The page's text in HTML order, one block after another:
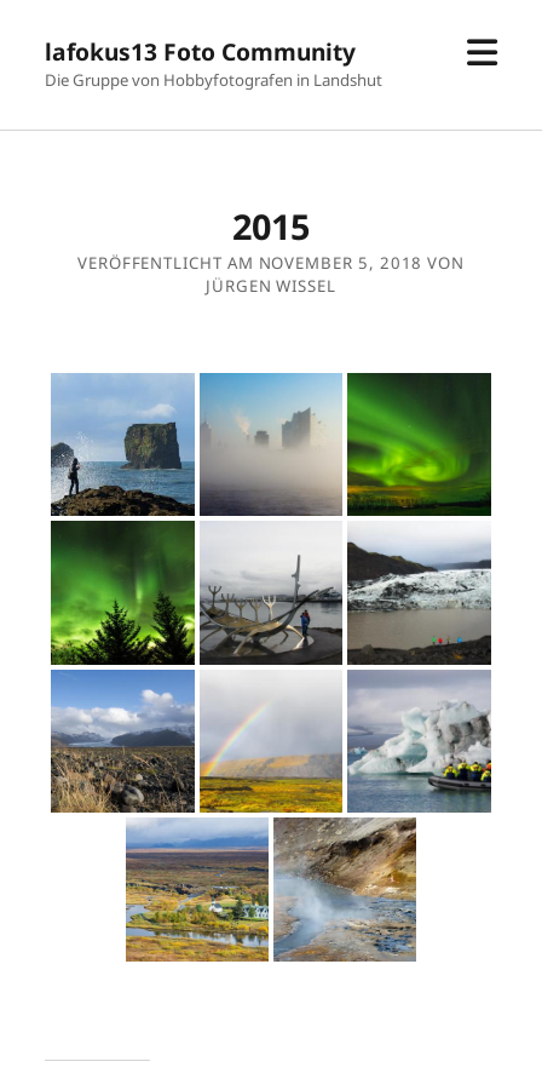
lafokus13 Foto Community
Die Gruppe von Hobbyfotografen in Landshut
2015
VERÖFFENTLICHT AM NOVEMBER 5, 2018 VON
JÜRGEN WISSEL